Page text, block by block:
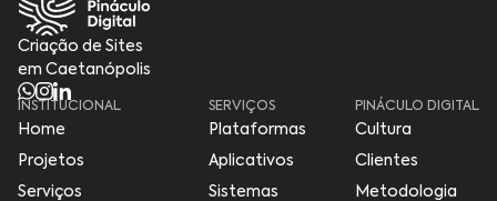
Criação de Sites
em Caetanópolis
INSTITUCIONAL
Home
Projetos
Serviços
SERVIÇOS
Plataformas
Aplicativos
Sistemas
PINÁCULO DIGITAL
Cultura
Clientes
Metodologia